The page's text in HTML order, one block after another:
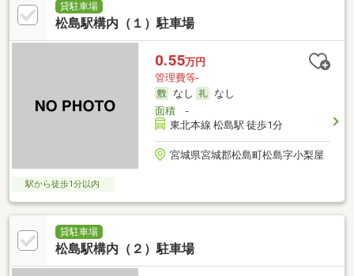
貸駐車場
松島駅構内（１）駐車場
0.55万円
管理費等-
なし
なし
面積-
東北本線 松島駅 徒歩1分
宮城県宮城郡松島町松島字小梨屋
駅から徒歩1分以内
貸駐車場
松島駅構内（２）駐車場